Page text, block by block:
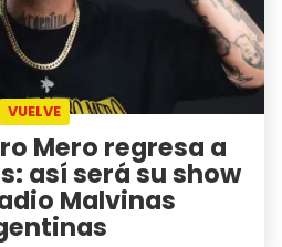
VUELVE
Mero regresa a
así será su show
Malvinas